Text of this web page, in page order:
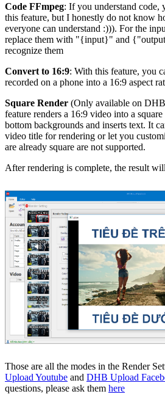
Code FFmpeg: If you understand
this feature, but I honestly do not know
everyone can understand :))). For the
replace them with "{input}" and
recognize them
Convert to 16:9: With this feature, you
recorded on a phone into a 16:9 aspect
Square Render (Only available on
feature renders a 16:9 video into a
bottom backgrounds and inserts text. It
video title for rendering or let you
are already square are not supported.
After rendering is complete, the result
Those are all the modes in the Render
Upload Youtube and DHB Upload
questions, please ask them here